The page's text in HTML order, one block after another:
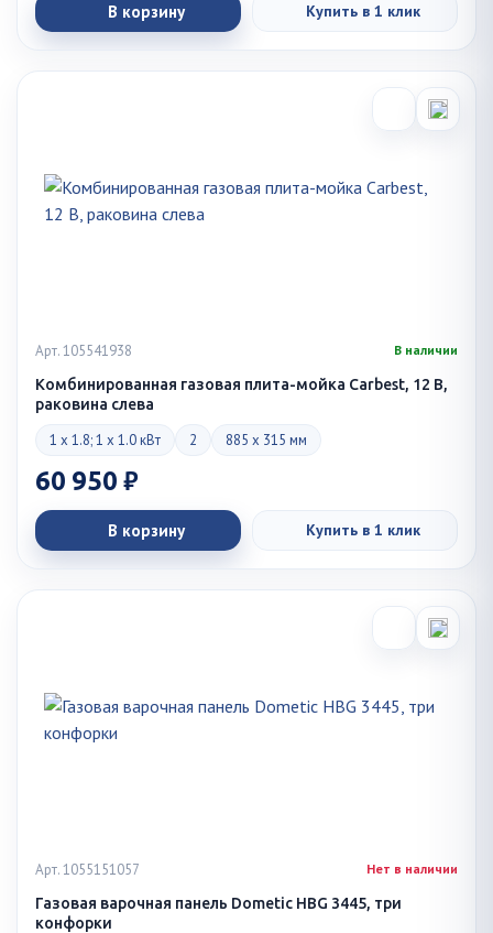
В корзину Купить в 1 клик
Арт. 105541938 В наличии
Комбинированная газовая плита-мойка Carbest, 12 В,
раковина слева
1 x 1.8; 1 x 1.0 кВт 2 885 x 315 мм
60 950 ₽
В корзину Купить в 1 клик
Арт. 1055151057 Нет в наличии
Газовая варочная панель Dometic HBG 3445, три
конфорки